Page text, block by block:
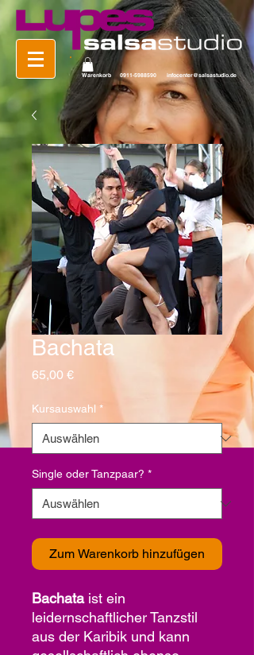
Warenkorb 0911-5988590 infocenter@salsastudio.de
Bachata
65,00 €Preis
Kursauswahl *
Single oder Tanzpaar? *
Zum Warenkorb hinzufügen
Bachataist ein
leidernschaftlicher Tanzstil
aus der Karibik und kann